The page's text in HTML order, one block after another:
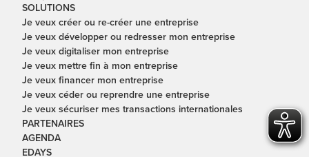
SOLUTIONS
Je veux créer ou re-créer une entreprise
Je veux développer ou redresser mon entreprise
Je veux digitaliser mon entreprise
Je veux mettre fin à mon entreprise
Je veux financer mon entreprise
Je veux céder ou reprendre une entreprise
Je veux sécuriser mes transactions internationales
PARTENAIRES
AGENDA
EDAYS